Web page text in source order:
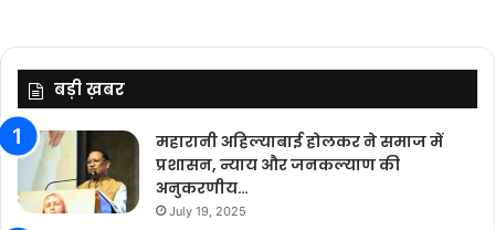
बड़ी ख़बर
महारानी अहिल्याबाई होलकर ने समाज में
प्रशासन, न्याय और जनकल्याण की
अनुकरणीय…
July 19, 2025